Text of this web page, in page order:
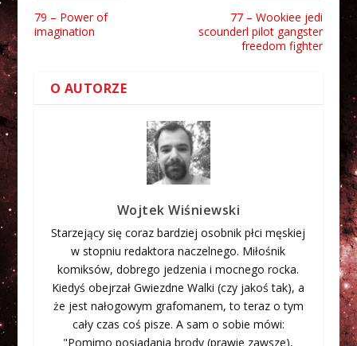
79 – Power of
imagination
77 – Wookiee jedi
scounderl pilot gangster
freedom fighter
O AUTORZE
Wojtek Wiśniewski
Starzejący się coraz bardziej osobnik płci męskiej
w stopniu redaktora naczelnego. Miłośnik
komiksów, dobrego jedzenia i mocnego rocka.
Kiedyś obejrzał Gwiezdne Walki (czy jakoś tak), a
że jest nałogowym grafomanem, to teraz o tym
cały czas coś pisze. A sam o sobie mówi:
"Pomimo posiadania brody (prawie zawsze),